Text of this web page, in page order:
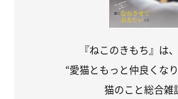
ましょう。段ボールや大きめのカ
作るのもおすすめです」
――拾った子猫をすぐには病院に連
なことに気をつけてお世話をすると
『ねこのきもち』は
“愛猫ともっと仲良くな
猫のこと総合雑